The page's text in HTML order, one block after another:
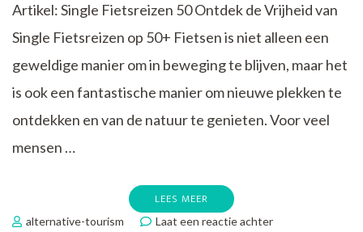
Artikel: Single Fietsreizen 50 Ontdek de Vrijheid van
Single Fietsreizen op 50+ Fietsen is niet alleen een
geweldige manier om in beweging te blijven, maar het
is ook een fantastische manier om nieuwe plekken te
ontdekken en van de natuur te genieten. Voor veel
mensen …
LEES MEER
alternative-tourism Laat een reactie achterop